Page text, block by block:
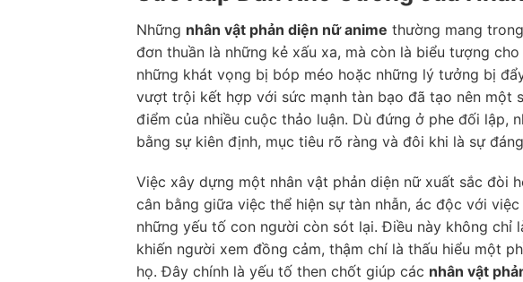
Những nhân vật phản diện nữ anime thường mang
đơn thuần là những kẻ xấu xa, mà còn là biểu tượng
những khát vọng bị bóp méo hoặc những lý tưởng bị
vượt trội kết hợp với sức mạnh tàn bạo đã tạo nên một
điểm của nhiều cuộc thảo luận. Dù đứng ở phe đối lập,
bằng sự kiên định, mục tiêu rõ ràng và đôi khi là sự
Việc xây dựng một nhân vật phản diện nữ xuất sắc đòi
cân bằng giữa việc thể hiện sự tàn nhẫn, ác độc với
những yếu tố con người còn sót lại. Điều này không chỉ
khiến người xem đồng cảm, thậm chí là thấu hiểu một
họ. Đây chính là yếu tố then chốt giúp các nhân vật